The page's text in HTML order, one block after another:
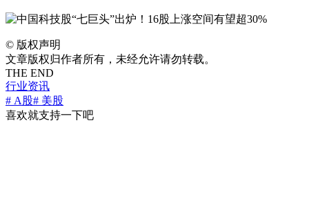
© 版权声明
文章版权归作者所有，未经允许请勿转载。
THE END
行业资讯
# A股# 美股
喜欢就支持一下吧